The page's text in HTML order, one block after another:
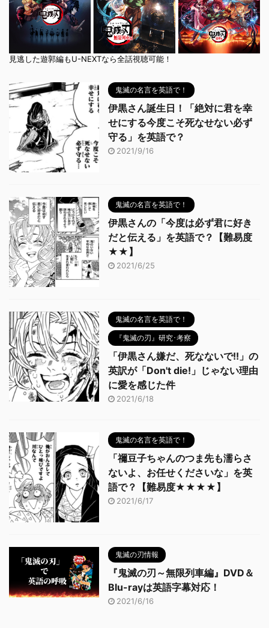
見逃した遊郭編もU-NEXTなら全話視聴可能！
鬼滅の名言を英語で！
伊黒さん誕生日！「絶対に君を幸
せにする今度こそ死なせない必ず
守る」を英語で？
2021/9/16
鬼滅の名言を英語で！
伊黒さんの「今度は必ず君に好き
だと伝える」を英語で？【難易度
★★】
2021/6/25
鬼滅の名言を英語で！
『鬼滅の刃』研究･考察
「伊黒さん嫌だ、死なないで!!」の
英訳が「Don't die!」じゃない理由
に愛を感じた件
2021/6/18
鬼滅の名言を英語で！
「禰豆子ちゃんのつま先も濡らさ
ないよ、お任せくださいな」を英
語で？【難易度★★★★】
2021/6/17
鬼滅の刃情報
『鬼滅の刃～無限列車編』DVD＆
Blu-rayは英語字幕対応！
2021/6/16